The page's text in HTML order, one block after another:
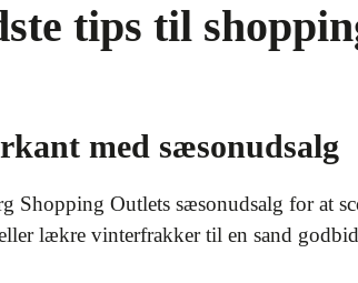
tips til
med sæsonudsalg
Shopping Outlets sæsonudsalg for at
lækre vinterfrakker til en sand